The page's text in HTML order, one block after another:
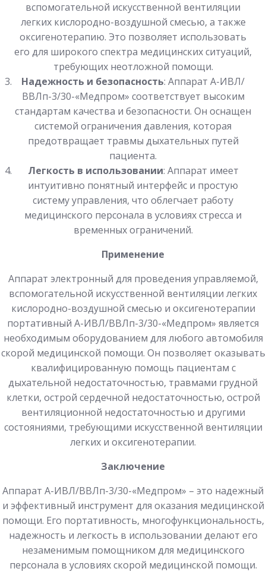
вспомогательной искусственной вентиляции
легких кислородно-воздушной смесью, а также
оксигенотерапию. Это позволяет использовать
его для широкого спектра медицинских ситуаций,
требующих неотложной помощи.
Надежность и безопасность: Аппарат А-ИВЛ/
ВВЛп-3/30-«Медпром» соответствует высоким
стандартам качества и безопасности. Он оснащен
системой ограничения давления, которая
предотвращает травмы дыхательных путей
пациента.
Легкость в использовании: Аппарат имеет
интуитивно понятный интерфейс и простую
систему управления, что облегчает работу
медицинского персонала в условиях стресса и
временных ограничений.
Применение
Аппарат электронный для проведения управляемой,
вспомогательной искусственной вентиляции легких
кислородно-воздушной смесью и оксигенотерапии
портативный А-ИВЛ/ВВЛп-3/30-«Медпром» является
необходимым оборудованием для любого автомобиля
скорой медицинской помощи. Он позволяет оказывать
квалифицированную помощь пациентам с
дыхательной недостаточностью, травмами грудной
клетки, острой сердечной недостаточностью, острой
вентиляционной недостаточностью и другими
состояниями, требующими искусственной вентиляции
легких и оксигенотерапии.
Заключение
Аппарат А-ИВЛ/ВВЛп-3/30-«Медпром» – это надежный
и эффективный инструмент для оказания медицинской
помощи. Его портативность, многофункциональность,
надежность и легкость в использовании делают его
незаменимым помощником для медицинского
персонала в условиях скорой медицинской помощи.